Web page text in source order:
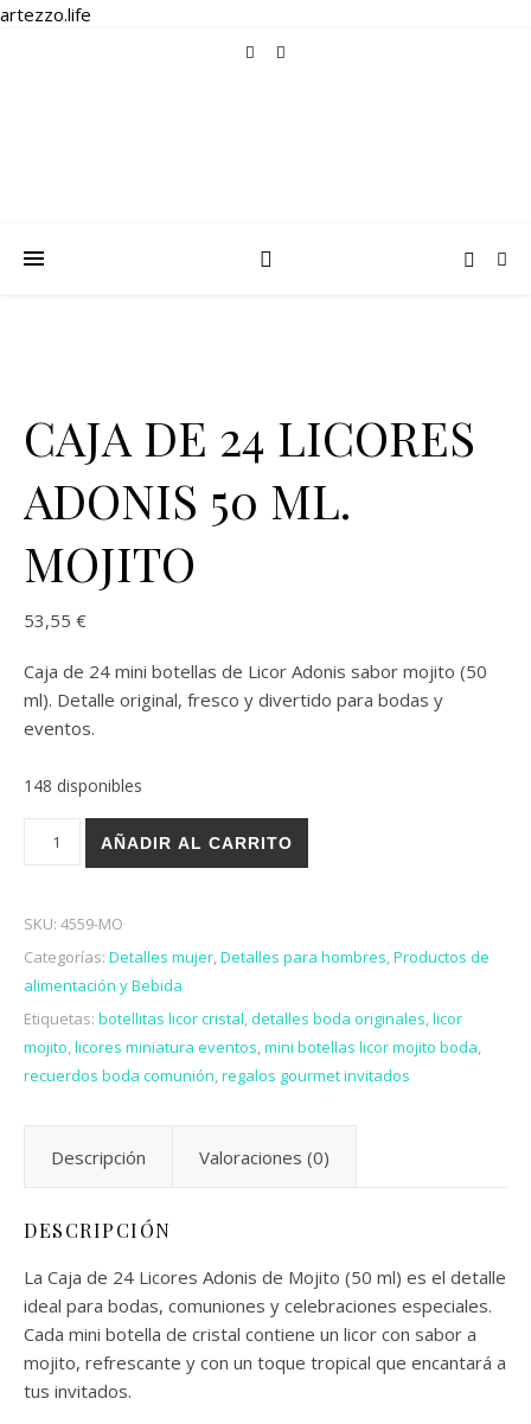
artezzo.life
CAJA DE 24 LICORES
ADONIS 50 ML.
MOJITO
53,55 €
Caja de 24 mini botellas de Licor Adonis sabor mojito (50
ml). Detalle original, fresco y divertido para bodas y
eventos.
148 disponibles
CAJA DE 24 LICORES ADONIS 50 ML. MOJITO cantidad
AÑADIR AL CARRITO
SKU: 4559-MO
Categorías: Detalles mujer,Detalles para hombres,Productos de
alimentación y Bebida
Etiquetas: botellitas licor cristal,detalles boda originales,licor
mojito,licores miniatura eventos,mini botellas licor mojito boda,
recuerdos boda comunión,regalos gourmet invitados
Descripción Valoraciones (0)
DESCRIPCIÓN
La Caja de 24 Licores Adonis de Mojito (50 ml) es el detalle
ideal para bodas, comuniones y celebraciones especiales.
Cada mini botella de cristal contiene un licor con sabor a
mojito, refrescante y con un toque tropical que encantará a
tus invitados.